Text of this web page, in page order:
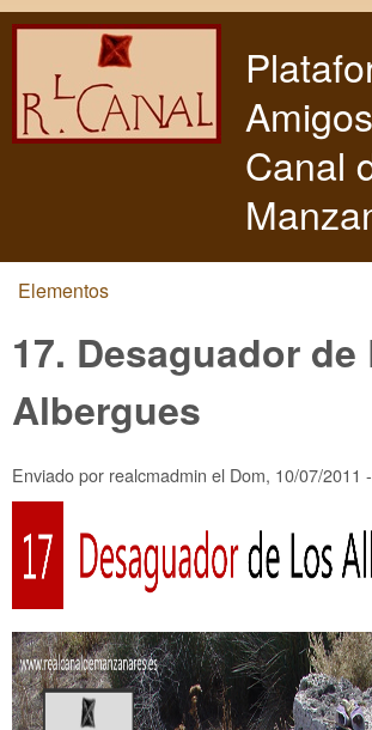
Pasar al contenido
Canal
Usted está aquí
Elementos
17. Desaguador de
Albergues
Enviado por realcmadmin el Dom, 10/07/2011